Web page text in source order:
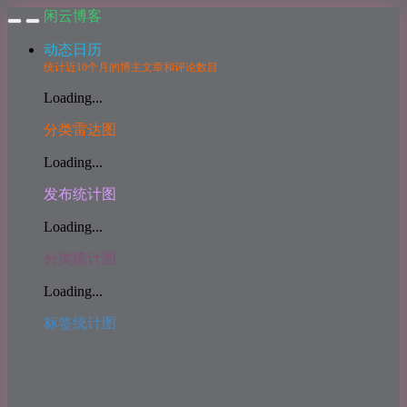
闲云博客
动态日历
统计近10个月的博主文章和评论数目
Loading...
分类雷达图
Loading...
发布统计图
Loading...
分类统计图
Loading...
标签统计图